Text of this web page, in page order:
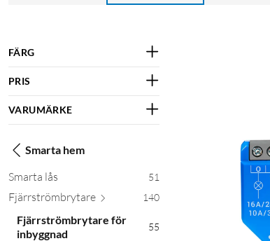
FÄRG
PRIS
VARUMÄRKE
Smarta hem
Smarta lås 51
Fjärrströmbrytare 140
Fjärrströmbrytare för
inbyggnad
55